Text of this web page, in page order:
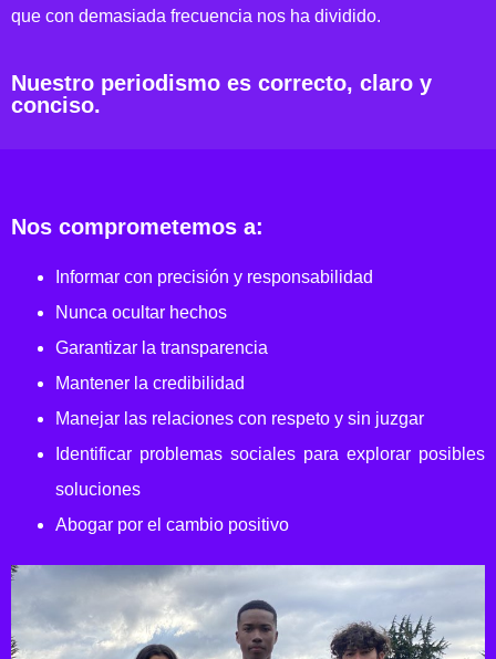
que con demasiada frecuencia nos ha dividido.
Nuestro periodismo es correcto, claro y
conciso.
Nos comprometemos a:
Informar con precisión y responsabilidad
Nunca ocultar hechos
Garantizar la transparencia
Mantener la credibilidad
Manejar las relaciones con respeto y sin juzgar
Identificar problemas sociales para explorar posibles
soluciones
Abogar por el cambio positivo